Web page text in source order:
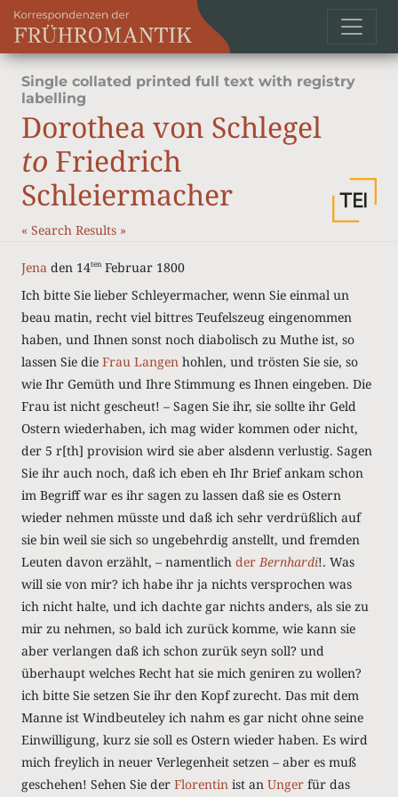
Single collated printed full text with registry
labelling
Dorothea von Schlegel
to Friedrich
Schleiermacher
« Search Results »
Jena den 14ten Februar 1800
Ich bitte Sie lieber Schleyermacher, wenn Sie einmal un
beau matin, recht viel bittres Teufelszeug eingenommen
haben, und Ihnen sonst noch diabolisch zu Muthe ist, so
lassen Sie die Frau Langen hohlen, und trösten Sie sie, so
wie Ihr Gemüth und Ihre Stimmung es Ihnen eingeben. Die
Frau ist nicht gescheut! – Sagen Sie ihr, sie sollte ihr Geld
Ostern wiederhaben, ich mag wider kommen oder nicht,
der 5 r[th] provision wird sie aber alsdenn verlustig. Sagen
Sie ihr auch noch, daß ich eben eh Ihr Brief ankam schon
im Begriff war es ihr sagen zu lassen daß sie es Ostern
wieder nehmen müsste und daß ich sehr verdrüßlich auf
sie bin weil sie sich so ungebehrdig anstellt, und fremden
Leuten davon erzählt, – namentlich derBernhardi!. Was
will sie von mir? ich habe ihr ja nichts versprochen was
ich nicht halte, und ich dachte gar nichts anders, als sie zu
mir zu nehmen, so bald ich zurück komme, wie kann sie
aber verlangen daß ich schon zurük seyn soll? und
überhaupt welches Recht hat sie mich geniren zu wollen?
ich bitte Sie setzen Sie ihr den Kopf zurecht. Das mit dem
Manne ist Windbeuteley ich nahm es gar nicht ohne seine
Einwilligung, kurz sie soll es Ostern wieder haben. Es wird
mich freylich in neuer Verlegenheit setzen – aber es muß
geschehen! Sehen Sie der Florentin ist an Unger für das